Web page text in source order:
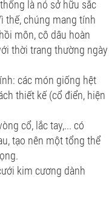
là nó sở hữu sắc
thế, chúng mang tính
môn, cô dâu hoàn
thời trang thường ngày
các món giống hệt
thiết kế (cổ điển, hiện
cổ, lắc tay,... có
tạo nên một tổng thể
kim cương dành